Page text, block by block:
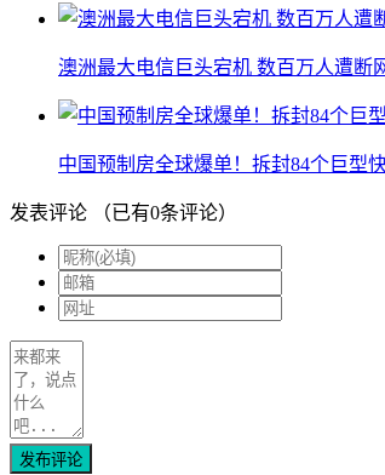
澳洲最大电信巨头宕机 数百万人遭断
中国预制房全球爆单！拆封84个巨型
发表评论 （已有0条评论）
发布评论